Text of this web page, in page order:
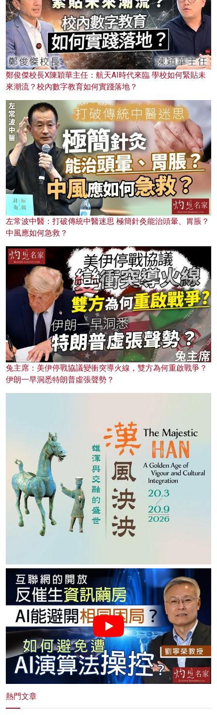
鄭俊傑校長X陳穎華主任：航天AI時代來臨 學校如何緊貼未
來潮流？校內數字教育如何實踐落地？
左常波中醫：打破傳統中醫迷思 極簡針灸能治頭暈、胃脹？
中風應如何急救？
兔主席：美伊停戰協議變衝突導火線，雙方為何重啟戰爭？
伊朗一早洞悉特朗普虛張聲勢？
熱門文章